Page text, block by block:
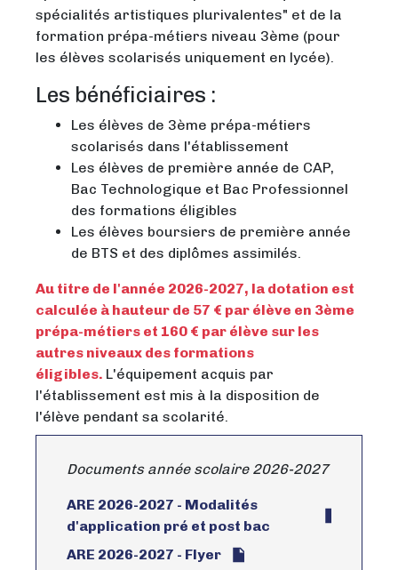
spécialités artistiques plurivalentes" et de la
formation prépa-métiers niveau 3ème (pour
les élèves scolarisés uniquement en lycée).
Les bénéficiaires :
Les élèves de 3ème prépa-métiers
scolarisés dans l'établissement
Les élèves de première année de CAP,
Bac Technologique et Bac Professionnel
des formations éligibles
Les élèves boursiers de première année
de BTS et des diplômes assimilés.
Au titre de l'année 2026-2027, la dotation est
calculée à hauteur de 57 € par élève en 3ème
prépa-métiers et 160 € par élève sur les
autres niveaux des formations
éligibles. L'équipement acquis par
l'établissement est mis à la disposition de
l'élève pendant sa scolarité.
Documents année scolaire 2026-2027
ARE 2026-2027 - Modalités
d'application pré et post bac
ARE 2026-2027 - Flyer